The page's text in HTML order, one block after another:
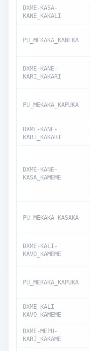
DXME-KASA-
KANE_KAKALI
PU_MEKAKA_KANEKA
DXME-KANE-
KARI_KAKARI
PU_MEKAKA_KAPUKA
DXME-KANE-
KARI_KAKARI
DXME-KANE-
KASA_KAMEME
PU_MEKAKA_KASAKA
DXME-KALI-
KAVO_KAMEME
PU_MEKAKA_KAPUKA
DXME-KALI-
KAVO_KAMEME
DXME-MEPU-
KARI_KAKAME